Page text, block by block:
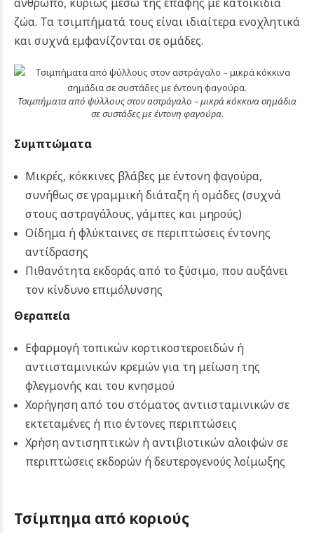
ζώα. Τα τσιμπήματά τους είναι ιδιαίτερα ενοχλητικά
και συχνά εμφανίζονται σε ομάδες.
Τσιμπήματα από ψύλλους στον αστράγαλο – μικρά κόκκινα σημάδια
σε συστάδες με έντονη φαγούρα.
Συμπτώματα
Μικρές, κόκκινες βλάβες με έντονη φαγούρα,
συνήθως σε γραμμική διάταξη ή ομάδες (συχνά
στους αστραγάλους, γάμπες και μηρούς)
Οίδημα ή φλύκταινες σε περιπτώσεις έντονης
αντίδρασης
Πιθανότητα εκδοράς από το ξύσιμο, που αυξάνει
τον κίνδυνο επιμόλυνσης
Θεραπεία
Εφαρμογή τοπικών κορτικοστεροειδών ή
αντιισταμινικών κρεμών για τη μείωση της
φλεγμονής και του κνησμού
Χορήγηση από του στόματος αντιισταμινικών σε
εκτεταμένες ή πιο έντονες περιπτώσεις
Χρήση αντισηπτικών ή αντιβιοτικών αλοιφών σε
περιπτώσεις εκδορών ή δευτερογενούς λοίμωξης
Τσίμπημα από κοριούς